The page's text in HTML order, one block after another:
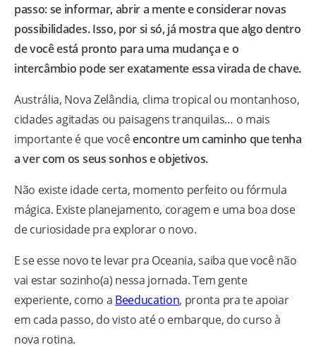
passo: se informar, abrir a mente e considerar novas
possibilidades. Isso, por si só, já mostra que algo dentro
de você está pronto para uma mudança e o
intercâmbio pode ser exatamente essa virada de chave.
Austrália, Nova Zelândia, clima tropical ou montanhoso,
cidades agitadas ou paisagens tranquilas… o mais
importante é que vocêencontre um caminho que tenha
a ver com os seus sonhos e objetivos.
Não existe idade certa, momento perfeito ou fórmula
mágica. Existe planejamento, coragem e uma boa dose
de curiosidade pra explorar o novo.
E se esse novo te levar pra Oceania, saiba que você não
vai estar sozinho(a) nessa jornada. Tem gente
experiente, como a Beeducation, pronta pra te apoiar
em cada passo, do visto até o embarque, do curso à
nova rotina.